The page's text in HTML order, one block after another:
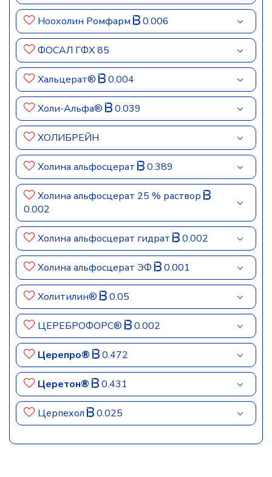
Ноохолин Ромфарм 0.006
ФОСАЛ ГФХ 85
Хальцерат® 0.004
Холи-Альфа® 0.039
ХОЛИБРЕЙН
Холина альфосцерат 0.389
Холина альфосцерат 25 % раствор
0.002
Холина альфосцерат гидрат 0.002
Холина альфосцерат ЭФ 0.001
Холитилин® 0.05
ЦЕРЕБРОФОРС® 0.002
Церепро® 0.472
Церетон® 0.431
Церпехол 0.025